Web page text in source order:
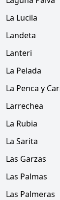
La Lucila
Landeta
Lanteri
La Pelada
La Penca y
Larrechea
La Rubia
La Sarita
Las Garzas
Las Palmas
Las Palmeras